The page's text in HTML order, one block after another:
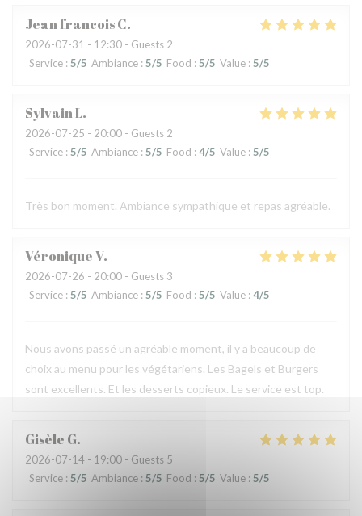
Jean francoisC
2026-07-31 - 12:30 - Guests 2
Service : 5/5 Ambiance : 5/5 Food : 5/5 Value : 5/5
SylvainL
2026-07-25 - 20:00 - Guests 2
Service : 5/5 Ambiance : 5/5 Food : 4/5 Value : 5/5
Très bon moment. Ambiance sympathique et repas agréable.
VéroniqueV
2026-07-26 - 20:00 - Guests 3
Service : 5/5 Ambiance : 5/5 Food : 5/5 Value : 4/5
Nous avons passé un agréable moment, il y a beaucoup de
choix au menu pour les végétariens. Les Bagels et Burgers
sont excellents. Et les desserts copieux. Le service est top.
Gisèle G
2026-07-14 - 19:00 - Guests 5
Service : 5/5 Ambiance : 5/5 Food : 5/5 Value : 5/5